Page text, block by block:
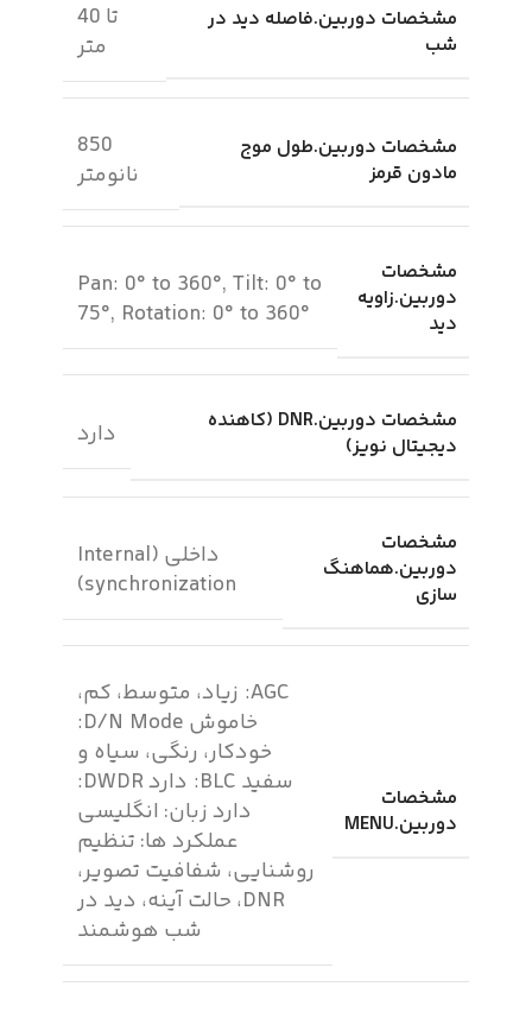
مشخصات دوربین.فاصله دید در
شب
تا 40
متر
مشخصات دوربین.طول موج
مادون قرمز
850
نانومتر
مشخصات
دوربین.زاویه
دید
Pan: 0° to 360°, Tilt: 0° to
75°, Rotation: 0° to 360°
مشخصات دوربین.DNR (کاهنده
دیجیتال نویز)
دارد
مشخصات
دوربین.هماهنگ
سازی
داخلی (Internal
synchronization)
مشخصات
دوربین.MENU
AGC: زیاد، متوسط، کم،
خاموش D/N Mode:
خودکار، رنگی، سیاه و
سفید BLC: دارد DWDR:
دارد زبان: انگلیسی
عملکرد ها: تنظیم
روشنایی، شفافیت تصویر،
DNR، حالت آینه، دید در
شب هوشمند